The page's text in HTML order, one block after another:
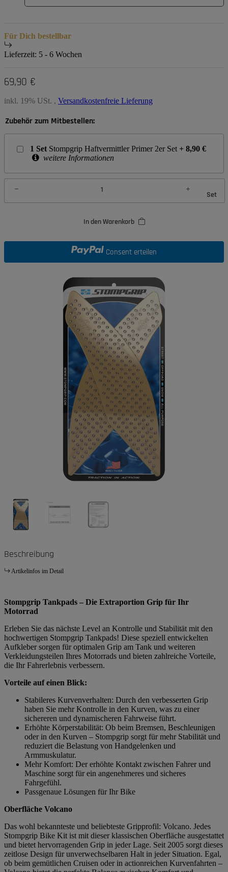
Für Dich bestellbar
Lieferzeit: 5 - 6 Wochen
69,90 €
inkl. 19% USt. , Versandkostenfreie Lieferung
Zubehör zum Mitbestellen:
1 Set Stompgrip Haftvermittler Primer 2er Set + 8,90 €
weitere Informationen
Set
In den Warenkorb
Consent erteilen
Beschreibung
Artikelinfos im Detail
Stompgrip Tankpads – Die Extraportion Grip für Ihr
Motorrad
Erleben Sie das nächste Level an Kontrolle und Stabilität mit den
hochwertigen Stompgrip Tankpads! Diese speziell entwickelten
Aufkleber sorgen für optimalen Grip am Tank und weiteren
Verkleidungsteilen Ihres Motorrads und bieten zahlreiche Vorteile,
die Ihr Fahrerlebnis verbessern.
Vorteile auf einen Blick:
Stabileres Kurvenverhalten: Durch den verbesserten Grip
haben Sie mehr Kontrolle in den Kurven, was zu einer
sichereren und dynamischeren Fahrweise führt.
Erhöhte Körperstabilität: Ob beim Bremsen, Beschleunigen
oder in den Kurven – Stompgrip sorgt für mehr Stabilität und
reduziert die Belastung von Handgelenken und
Armmuskulatur.
Mehr Komfort: Der erhöhte Kontakt zwischen Fahrer und
Maschine sorgt für ein angenehmeres und sicheres
Fahrgefühl.
Passgenaue Lösungen für Ihr Bike
Oberfläche Volcano
Das wohl bekannteste und beliebteste Gripprofil: Volcano. Jedes
Stompgrip Bike Kit ist mit dieser klassischen Oberfläche ausgestattet
und bietet hervorragenden Grip in jeder Lage. Seit 2005 sorgt dieses
zeitlose Design für unverwechselbaren Halt in jeder Situation. Egal,
ob beim gemütlichen Cruisen oder in actionreichen Kurvenfahrten –